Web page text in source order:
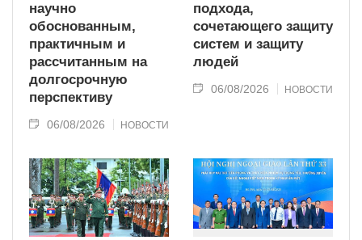
научно
обоснованным,
практичным и
рассчитанным на
долгосрочную
перспективу
06/08/2026 НОВОСТИ
подхода,
сочетающего защиту
систем и защиту
людей
06/08/2026 НОВОСТИ